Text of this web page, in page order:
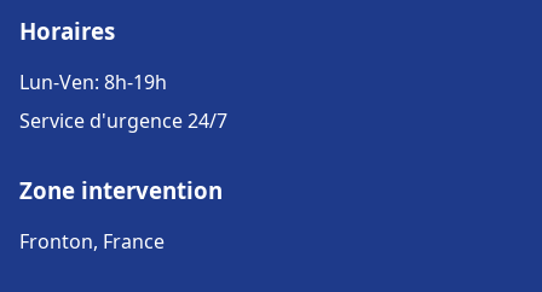
Horaires
Lun-Ven: 8h-19h
Service d'urgence 24/7
Zone intervention
Fronton, France